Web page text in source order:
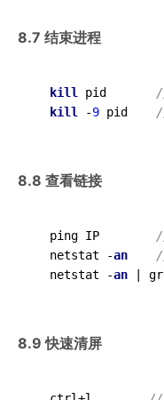
8.7 结束进程
kill pid
kill
-9 pid
8.8 查看链接
  ping IP
  netstat -
an
  netstat -
an |
8.9 快速清屏